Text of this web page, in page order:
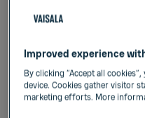
Improved experience
By clicking “Accept all
device. Cookies gather visitor
marketing efforts. More